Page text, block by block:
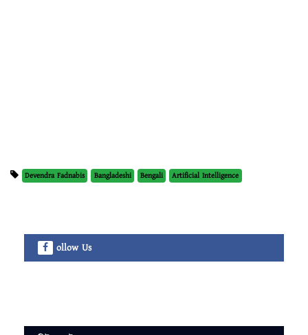
Devendra Fadnabis Bangladeshi Bengali Artificial Intelligence
ollow Us